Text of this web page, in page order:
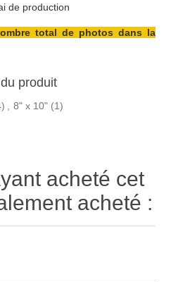
de production
total de photos dans la
produit
8" x 10" (1)
acheté cet
acheté :